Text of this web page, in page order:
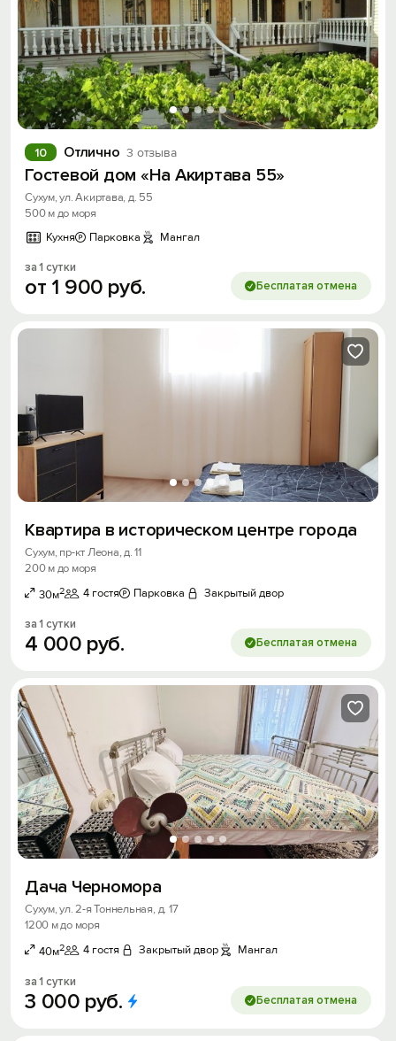
Отлично 3 отзыва
10
Гостевой дом «На Акиртава 55»
Сухум, ул. Акиртава, д. 55
500 м до моря
Кухня
Парковка Мангал
за 1 сутки
от 1 900 руб. Бесплатая отмена
Квартира в историческом центре города
Сухум, пр-кт Леона, д. 11
200 м до моря
30м2 4 гостя Парковка Закрытый двор
за 1 сутки
4 000 руб. Бесплатая отмена
Дача Черномора
Сухум, ул. 2-я Тоннельная, д. 17
1200 м до моря
40м2 4 гостя Закрытый двор Мангал
за 1 сутки
3 000 руб. Бесплатая отмена